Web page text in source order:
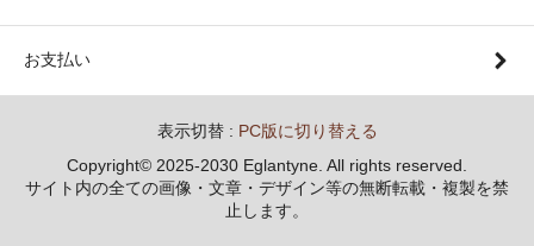
お支払い
表示切替 : PC版に切り替える
Copyright© 2025-2030 Eglantyne. All rights reserved.
サイト内の全ての画像・文章・デザイン等の無断転載・複製を禁
止します。